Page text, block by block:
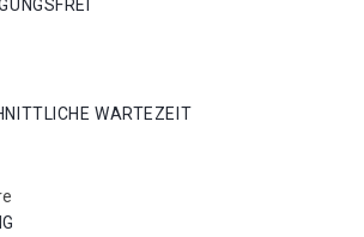
WARTEZEIT